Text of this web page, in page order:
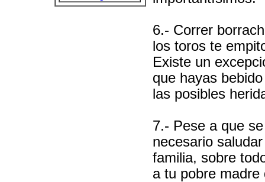
6.- Correr
los toros te
Existe un
que hayas
las posibles
7.- Pese a que
necesario
familia, sobre
a tu pobre